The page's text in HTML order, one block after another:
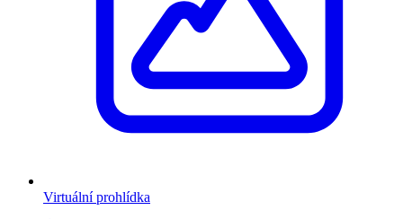
Virtuální prohlídka